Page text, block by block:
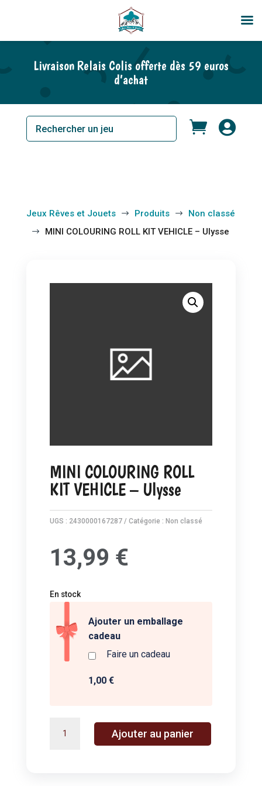
Livraison Relais Colis offerte dès 59 euros
d’achat
 
Jeux Rêves et Jouets $ Produits $ Non classé
$ MINI COLOURING ROLL KIT VEHICLE – Ulysse
MINI COLOURING ROLL
KIT VEHICLE – Ulysse
UGS : 2430000167287 Catégorie : Non classé
13,99 €
En stock
Ajouter un emballage
cadeau
Faire un cadeau
1,00 €
Ajouter au panier
A